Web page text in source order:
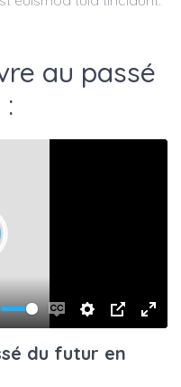
au passé
Enable
captions
Settings
PIP
du futur en